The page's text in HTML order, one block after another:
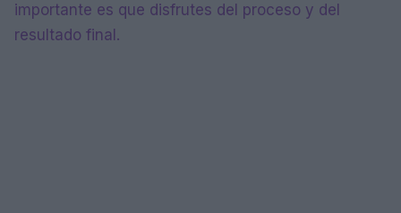
importante es que disfrutes del proceso y del
resultado final.